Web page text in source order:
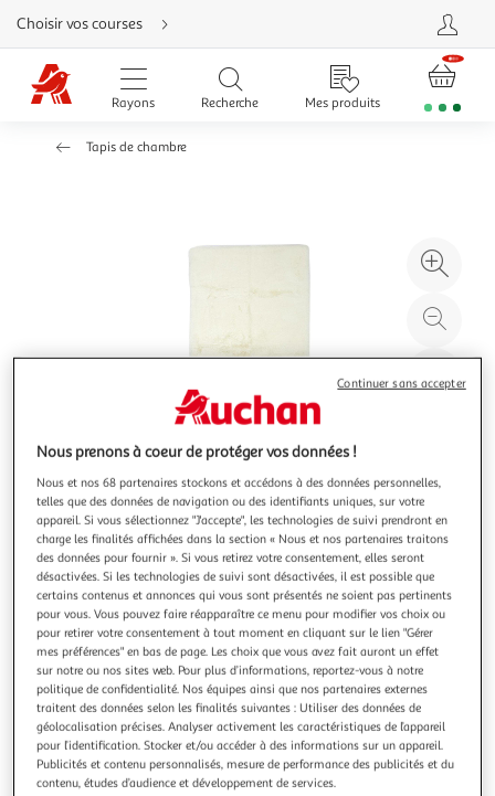
Aller
directement
au
contenu
Aller
directement
Aller
Choisir vos courses
Rayons Recherche Mes produits
Tapis de chambre
à
100
le
Illustration
précédente
Illustration
suivante
THE HOME DECO FACTORY
Tapis imitation fourrure fin 60x110cm écru
Informations Techniques : Dimensions : L. 110 x l. 60 x H. 1
cm Matières : Textile & Polyester Spécificités : Cocooning &
Ultra Doux Tapis Imitation Fourrure Poils Fins Forme
Rectangulaire Facile d'Utilisation Couleur : Écru
En savoir +
Vendu parParis Prix
Livr. ou retrait dès 3/4 jours
A partir de 7,99€
Nous prenons à coeur de protéger vos données !
Nous et nos 68 partenaires stockons et accédons à des données personnelles,
telles que des données de navigation ou des identifiants uniques, sur votre
appareil. Si vous sélectionnez "J'accepte", les technologies de suivi prendront en
charge les finalités affichées dans la section « Nous et nos partenaires traitons
des données pour fournir ». Si vous retirez votre consentement, elles seront
désactivées. Si les technologies de suivi sont désactivées, il est possible que
certains contenus et annonces qui vous sont présentés ne soient pas pertinents
pour vous. Vous pouvez faire réapparaître ce menu pour modifier vos choix ou
pour retirer votre consentement à tout moment en cliquant sur le lien "Gérer
mes préférences" en bas de page. Les choix que vous avez fait auront un effet
sur notre ou nos sites web. Pour plus d’informations, reportez-vous à notre
politique de confidentialité. Nos équipes ainsi que nos partenaires externes
traitent des données selon les finalités suivantes : Utiliser des données de
géolocalisation précises. Analyser activement les caractéristiques de l’appareil
pour l’identification. Stocker et/ou accéder à des informations sur un appareil.
Publicités et contenu personnalisés, mesure de performance des publicités et du
contenu, études d’audience et développement de services.
Continuer sans accepter